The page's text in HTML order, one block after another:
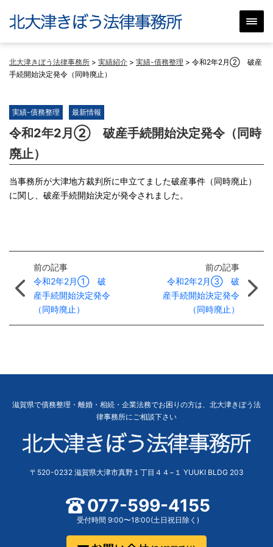
北大津きぼう法律事務所 > 実績紹介 > 実績-債務整理 > 令和2年2月② 破産
手続開始決定発令（同時廃止）
実績-債務整理 最新情報
令和2年2月② 破産手続開始決定発令（同時
廃止）
当事務所が大津地方裁判所に申立てました破産事件（同時廃止）
に関し、破産手続開始決定が発令されました。
前の記事
令和2年2月① 破
産手続開始決定発令
（同時廃止）
前の記事
令和2年2月③ 破
産手続開始決定発令
（同時廃止）
滋賀県で債務整理・離婚・相続・企業法務でお困りの方は、北大津きぼう法
律事務所にご相談下さい
〒520-0232 滋賀県大津市真野１丁目４４−１ YUUKI BLDG 203
077-599-4155
受付時間 9:00〜18:00(土日祝日除く)